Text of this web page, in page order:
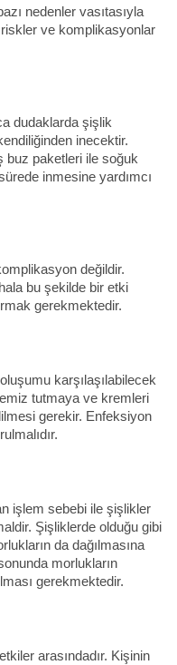
nedenler vasıtasıyla
ve komplikasyonlar
dudaklarda şişlik
inecektir.
buz paketleri ile soğuk
inmesine yardımcı
değildir.
bu şekilde bir etki
gerekmektedir.
karşılaşılabilecek
tutmaya ve kremleri
gerekir. Enfeksiyon
işlem sebebi ile şişlikler
Şişliklerde olduğu gibi
da dağılmasına
morlukların
gerekmektedir.
arasındadır. Kişinin